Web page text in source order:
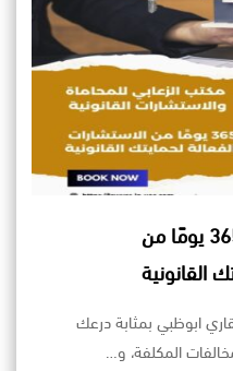
محامي عقاري ابوظبي | 365 يومًا من
القانونية
ابوظبي بمثابة درعك
المكلفة، و…